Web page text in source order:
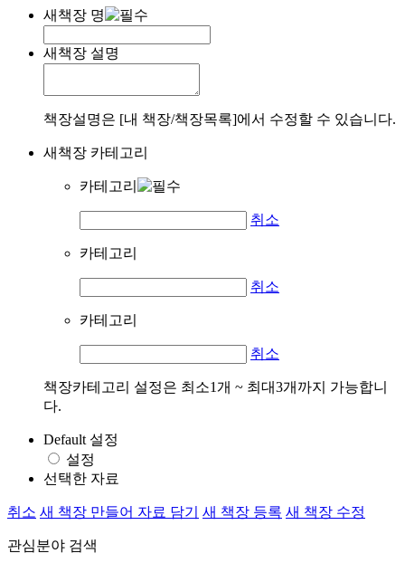
새책장 명
새책장 설명
책장설명은 [내 책장/책장목록]에서 수정할 수 있습니다.
새책장 카테고리
카테고리
취소
카테고리
취소
카테고리
취소
책장카테고리 설정은 최소1개 ~ 최대3개까지 가능합니
다.
Default 설정
설정
선택한 자료
취소 새 책장 만들어 자료 담기 새 책장 등록 새 책장 수정
관심분야 검색